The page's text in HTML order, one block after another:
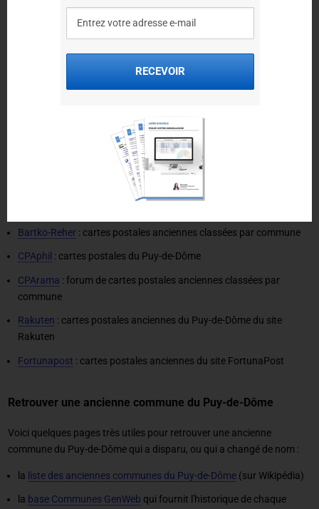
Autres ressources pour les recherches
Pour retrouver des photos anciennes du Puy-de-Dôme, plusieurs
: photos du Puy-de-Dôme du Musée de la Carte Postale
Geneanet - Cartes postales: base de cartes postales anciennes de
: cartes postales anciennes géolocalisées
Bartko-Reher : cartes postales anciennes classées par commune
CPAphil : cartes postales du Puy-de-Dôme
CPArama : forum de cartes postales anciennes classées par
commune
Rakuten : cartes postales anciennes du Puy-de-Dôme du site
Rakuten
Fortunapost : cartes postales anciennes du site FortunaPost
Retrouver une ancienne commune du Puy-de-Dôme
Voici quelques pages très utiles pour retrouver une ancienne
commune du Puy-de-Dôme qui a disparu, ou qui a changé de nom :
la liste des anciennes communes du Puy-de-Dôme(sur Wikipédia)
la base Communes GenWeb qui fournit l'historique de chaque
RECEVOIR